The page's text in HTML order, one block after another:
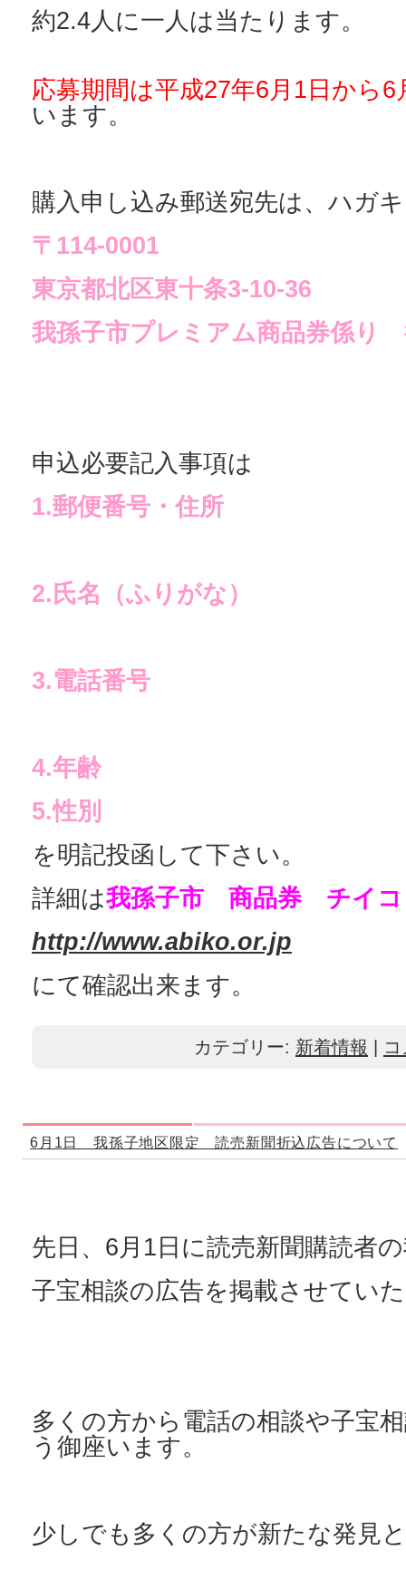
約2.4人に一人は当たります。
応募期間は平成27年6月1日から6
います。
購入申し込み郵送宛先は、ハガ
〒114-0001
東京都北区東十条3-10-36
我孫子市プレミアム商品券係り
申込必要記入事項は
1.郵便番号・住所
2.氏名（ふりがな）
3.電話番号
4.年齢
5.性別
を明記投函して下さい。
詳細は我孫子市 商品券 チイ
http://www.abiko.or.jp
にて確認出来ます。
カテゴリー: 新着情報
6月1日 我孫子地区限定 読売新聞折込広告について
先日、6月1日に読売新聞購読者
子宝相談の広告を掲載させてい
多くの方から電話の相談や子宝
う御座います。
少しでも多くの方が新たな発見